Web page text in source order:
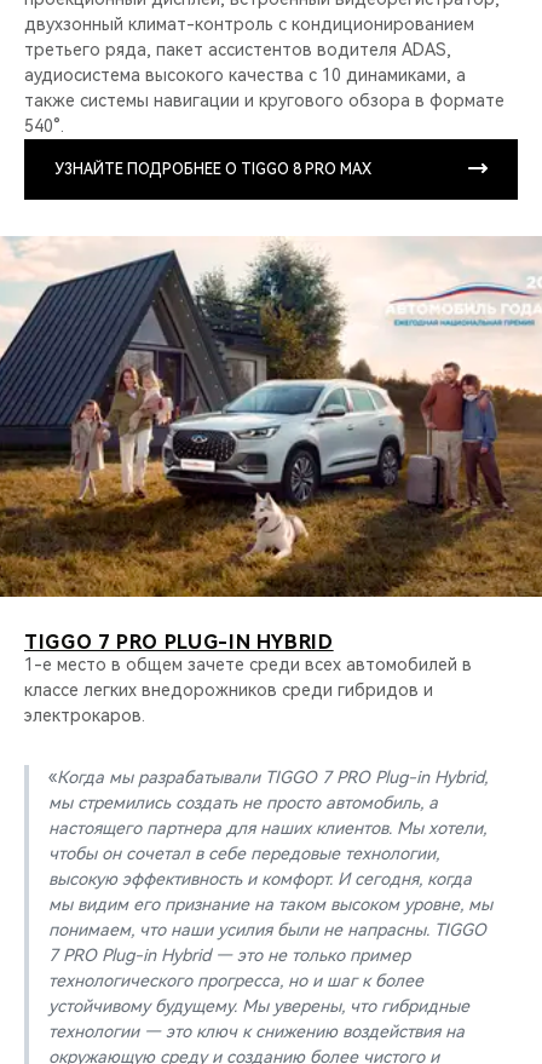
двухзонный климат-контроль с кондиционированием
третьего ряда, пакет ассистентов водителя ADAS,
аудиосистема высокого качества с 10 динамиками, а
также системы навигации и кругового обзора в формате
540°.
УЗНАЙТЕ ПОДРОБНЕЕ О TIGGO 8 PRO MAX
TIGGO 7 PRO PLUG-IN HYBRID
1-е место в общем зачете среди всех автомобилей в
классе легких внедорожников среди гибридов и
электрокаров.
«Когда мы разрабатывали TIGGO 7 PRO Plug-in Hybrid,
мы стремились создать не просто автомобиль, а
настоящего партнера для наших клиентов. Мы хотели,
чтобы он сочетал в себе передовые технологии,
высокую эффективность и комфорт. И сегодня, когда
мы видим его признание на таком высоком уровне, мы
понимаем, что наши усилия были не напрасны. TIGGO
7 PRO Plug-in Hybrid — это не только пример
технологического прогресса, но и шаг к более
устойчивому будущему. Мы уверены, что гибридные
технологии — это ключ к снижению воздействия на
окружающую среду и созданию более чистого и